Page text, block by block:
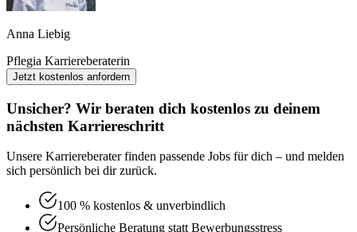
Anna Liebig
Pflegia Karriereberaterin
Jetzt kostenlos anfordern
Unsicher? Wir beraten dich kostenlos zu deinem
nächsten Karriereschritt
Unsere Karriereberater finden passende Jobs für dich – und melden
sich persönlich bei dir zurück.
100 % kostenlos & unverbindlich
Persönliche Beratung statt Bewerbungsstress